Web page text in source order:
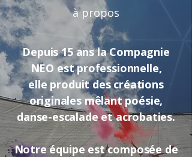
à propos
Depuis 15 ans la Compagnie
NEO est professionnelle,
elle produit des créations
originales mêlant poésie,
danse-escalade et acrobaties.
Notre équipe est composée de